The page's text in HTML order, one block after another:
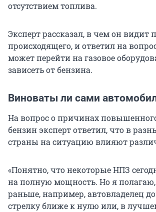
отсутствием топлива.
Эксперт рассказал, в чем он видит
происходящего, и ответил на
может перейти на газовое
зависеть от бензина.
Виноваты ли сами
На вопрос о причинах
бензин эксперт ответил, что в
страны на ситуацию влияют
«Понятно, что некоторые НПЗ
на полную мощность. Но я полагаю,
раньше, например, автовладелец
стрелку ближе к нулю или, в